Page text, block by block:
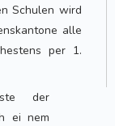
Schulen wird
alle
per 1.
der
ei nem